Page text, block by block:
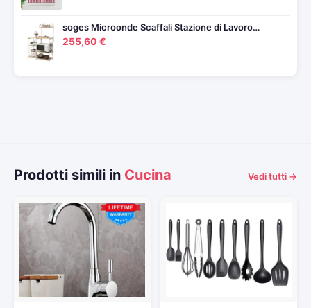
soges Microonde Scaffali Stazione di Lavoro…
255,60 €
Prodotti simili in Cucina Vedi tutti →